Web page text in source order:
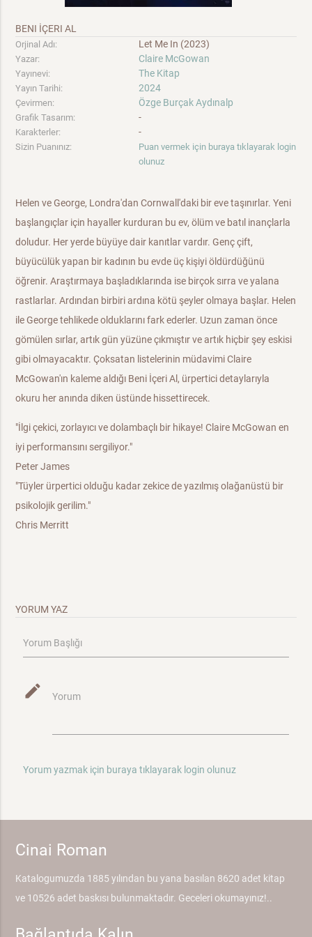
BENI İÇERI AL
Orjinal Adı: Let Me In (2023)
Yazar: Claire McGowan
Yayınevi: The Kitap
Yayın Tarihi: 2024
Çevirmen: Özge Burçak Aydınalp
Grafik Tasarım: -
Karakterler: -
Sizin Puanınız:
Puan vermek için buraya tıklayarak login
olunuz
Helen ve George, Londra'dan Cornwall'daki bir eve taşınırlar. Yeni
başlangıçlar için hayaller kurduran bu ev, ölüm ve batıl inançlarla
doludur. Her yerde büyüye dair kanıtlar vardır. Genç çift,
büyücülük yapan bir kadının bu evde üç kişiyi öldürdüğünü
öğrenir. Araştırmaya başladıklarında ise birçok sırra ve yalana
rastlarlar. Ardından birbiri ardına kötü şeyler olmaya başlar. Helen
ile George tehlikede olduklarını fark ederler. Uzun zaman önce
gömülen sırlar, artık gün yüzüne çıkmıştır ve artık hiçbir şey eskisi
gibi olmayacaktır. Çoksatan listelerinin müdavimi Claire
McGowan'ın kaleme aldığı Beni İçeri Al, ürpertici detaylarıyla
okuru her anında diken üstünde hissettirecek.
"İlgi çekici, zorlayıcı ve dolambaçlı bir hikaye! Claire McGowan en
iyi performansını sergiliyor."
Peter James
"Tüyler ürpertici olduğu kadar zekice de yazılmış olağanüstü bir
psikolojik gerilim."
Chris Merritt
YORUM YAZ
Yorum Başlığı
mode_edit Yorum
Yorum yazmak için buraya tıklayarak login olunuz
Cinai Roman
Katalogumuzda 1885 yılından bu yana basılan 8620 adet kitap
ve 10526 adet baskısı bulunmaktadır. Geceleri okumayınız!..